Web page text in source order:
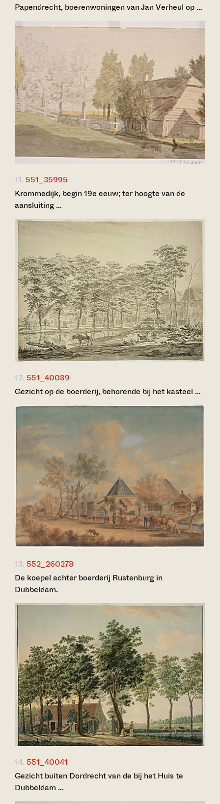
Papendrecht, boerenwoningen van Jan Verheul op …
11. 551_35995
Krommedijk, begin 19e eeuw; ter hoogte van de
aansluiting …
12. 551_40089
Gezicht op de boerderij, behorende bij het kasteel …
13. 552_260278
De koepel achter boerderij Rustenburg in
Dubbeldam.
14. 551_40041
Gezicht buiten Dordrecht van de bij het Huis te
Dubbeldam …